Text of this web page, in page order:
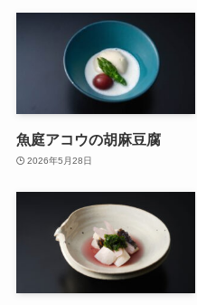
魚庭アコウの胡麻豆腐
2026年5月28日